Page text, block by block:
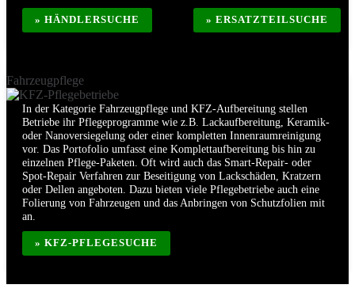
» HÄNDLERSUCHE » ERSATZTEILSUCHE
Fahrzeugpflege
In der Kategorie Fahrzeugpflege und KFZ-Aufbereitung stellen
Betriebe ihr Pflegeprogramme wie z.B. Lackaufbereitung, Keramik-
oder Nanoversiegelung oder einer kompletten Innenraumreinigung
vor. Das Portofolio umfasst eine Komplettaufbereitung bis hin zu
einzelnen Pflege-Paketen. Oft wird auch das Smart-Repair- oder
Spot-Repair Verfahren zur Beseitigung von Lackschäden, Kratzern
oder Dellen angeboten. Dazu bieten viele Pflegebetriebe auch eine
Folierung von Fahrzeugen und das Anbringen von Schutzfolien mit
an.
» KFZ-PFLEGESUCHE